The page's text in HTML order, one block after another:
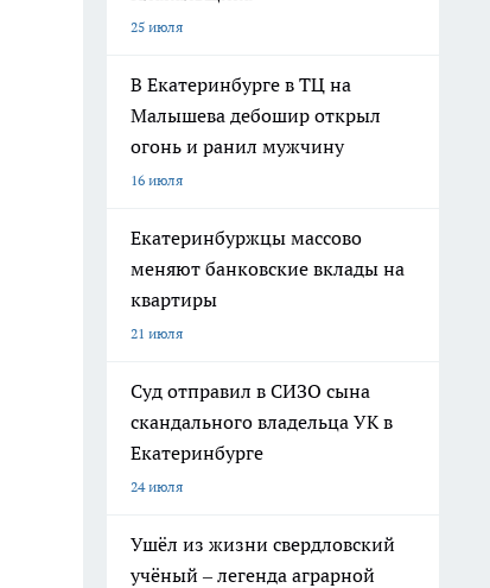
25 июля
В Екатеринбурге в ТЦ на
Малышева дебошир открыл
огонь и ранил мужчину
16 июля
Екатеринбуржцы массово
меняют банковские вклады на
квартиры
21 июля
Суд отправил в СИЗО сына
скандального владельца УК в
Екатеринбурге
24 июля
Ушёл из жизни свердловский
учёный – легенда аграрной